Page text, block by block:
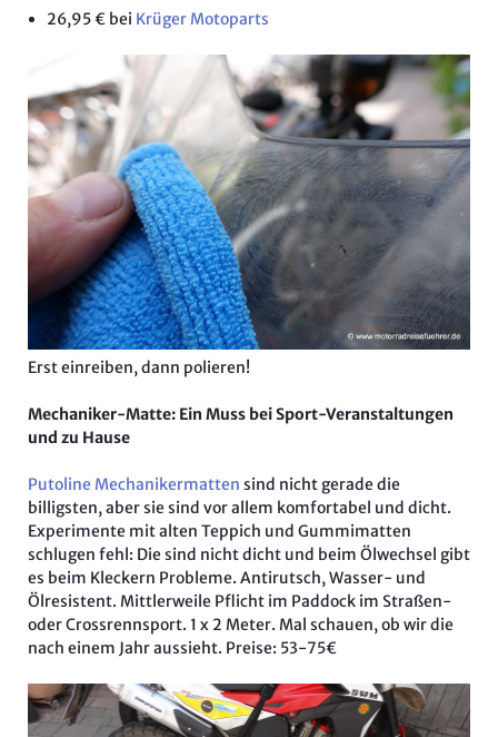
26,95 € bei Krüger Motoparts
Erst einreiben, dann polieren!
Mechaniker-Matte: Ein Muss bei Sport-Veranstaltungen
und zu Hause
Putoline Mechanikermatten sind nicht gerade die
billigsten, aber sie sind vor allem komfortabel und dicht.
Experimente mit alten Teppich und Gummimatten
schlugen fehl: Die sind nicht dicht und beim Ölwechsel gibt
es beim Kleckern Probleme. Antirutsch, Wasser- und
Ölresistent. Mittlerweile Pflicht im Paddock im Straßen-
oder Crossrennsport. 1 x 2 Meter. Mal schauen, ob wir die
nach einem Jahr aussieht. Preise: 53-75€